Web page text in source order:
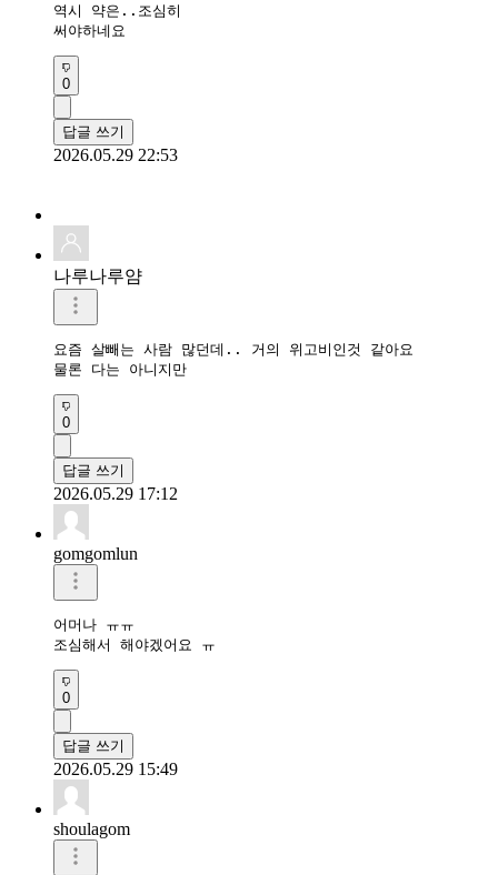
역시 약은..조심히
써야하네요
0
답글 쓰기
2026.05.29 22:53
나루나루얌
요즘 살빼는 사람 많던데.. 거의 위고비인것 같아요
물론 다는 아니지만
0
답글 쓰기
2026.05.29 17:12
gomgomlun
어머나 ㅠㅠ
조심해서 해야겠어요 ㅠ
0
답글 쓰기
2026.05.29 15:49
shoulagom